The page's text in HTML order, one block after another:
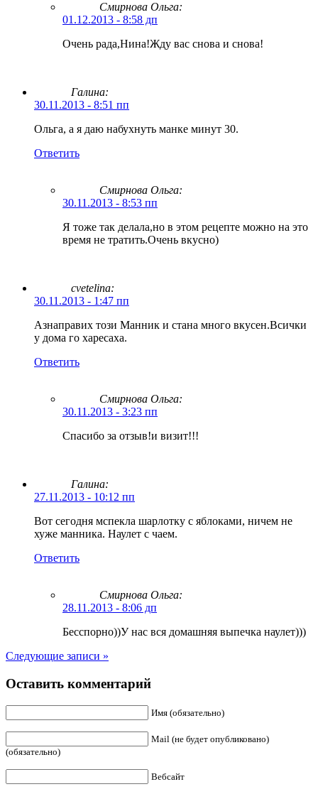
Смирнова Ольга:
01.12.2013 - 8:58 дп
Очень рада,Нина!Жду вас снова и снова!
Галина:
30.11.2013 - 8:51 пп
Ольга, а я даю набухнуть манке минут 30.
Ответить
Смирнова Ольга:
30.11.2013 - 8:53 пп
Я тоже так делала,но в этом рецепте можно на это
время не тратить.Очень вкусно)
cvetelina:
30.11.2013 - 1:47 пп
Азнаправих този Манник и стана много вкусен.Всички
у дома го харесаха.
Ответить
Смирнова Ольга:
30.11.2013 - 3:23 пп
Спасибо за отзыв!и визит!!!
Галина:
27.11.2013 - 10:12 пп
Вот сегодня мспекла шарлотку с яблоками, ничем не
хуже манника. Наулет с чаем.
Ответить
Смирнова Ольга:
28.11.2013 - 8:06 дп
Бесспорно))У нас вся домашняя выпечка наулет)))
Следующие записи »
Оставить комментарий
Имя (обязательно)
Mail (не будет опубликовано)
(обязательно)
Вебсайт